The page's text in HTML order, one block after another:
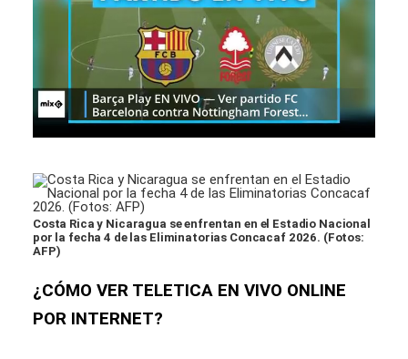
Costa Rica y Nicaragua se enfrentan en el Estadio Nacional
por la fecha 4 de las Eliminatorias Concacaf 2026. (Fotos:
AFP)
¿CÓMO VER TELETICA EN VIVO ONLINE
POR INTERNET?